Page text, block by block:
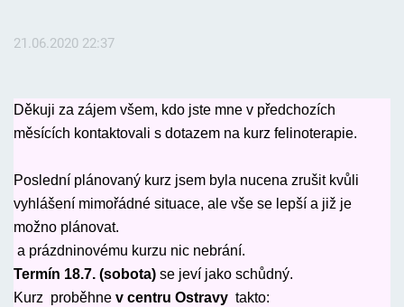
21.06.2020 22:37
Děkuji za zájem všem, kdo jste mne v předchozích
měsících kontaktovali s dotazem na kurz felinoterapie.
Poslední plánovaný kurz jsem byla nucena zrušit kvůli
vyhlášení mimořádné situace, ale vše se lepší a již je
možno plánovat.
a prázdninovému kurzu nic nebrání.
Termín 18.7. (sobota)se jeví jako schůdný.
Kurz proběhne v centru Ostravy takto: